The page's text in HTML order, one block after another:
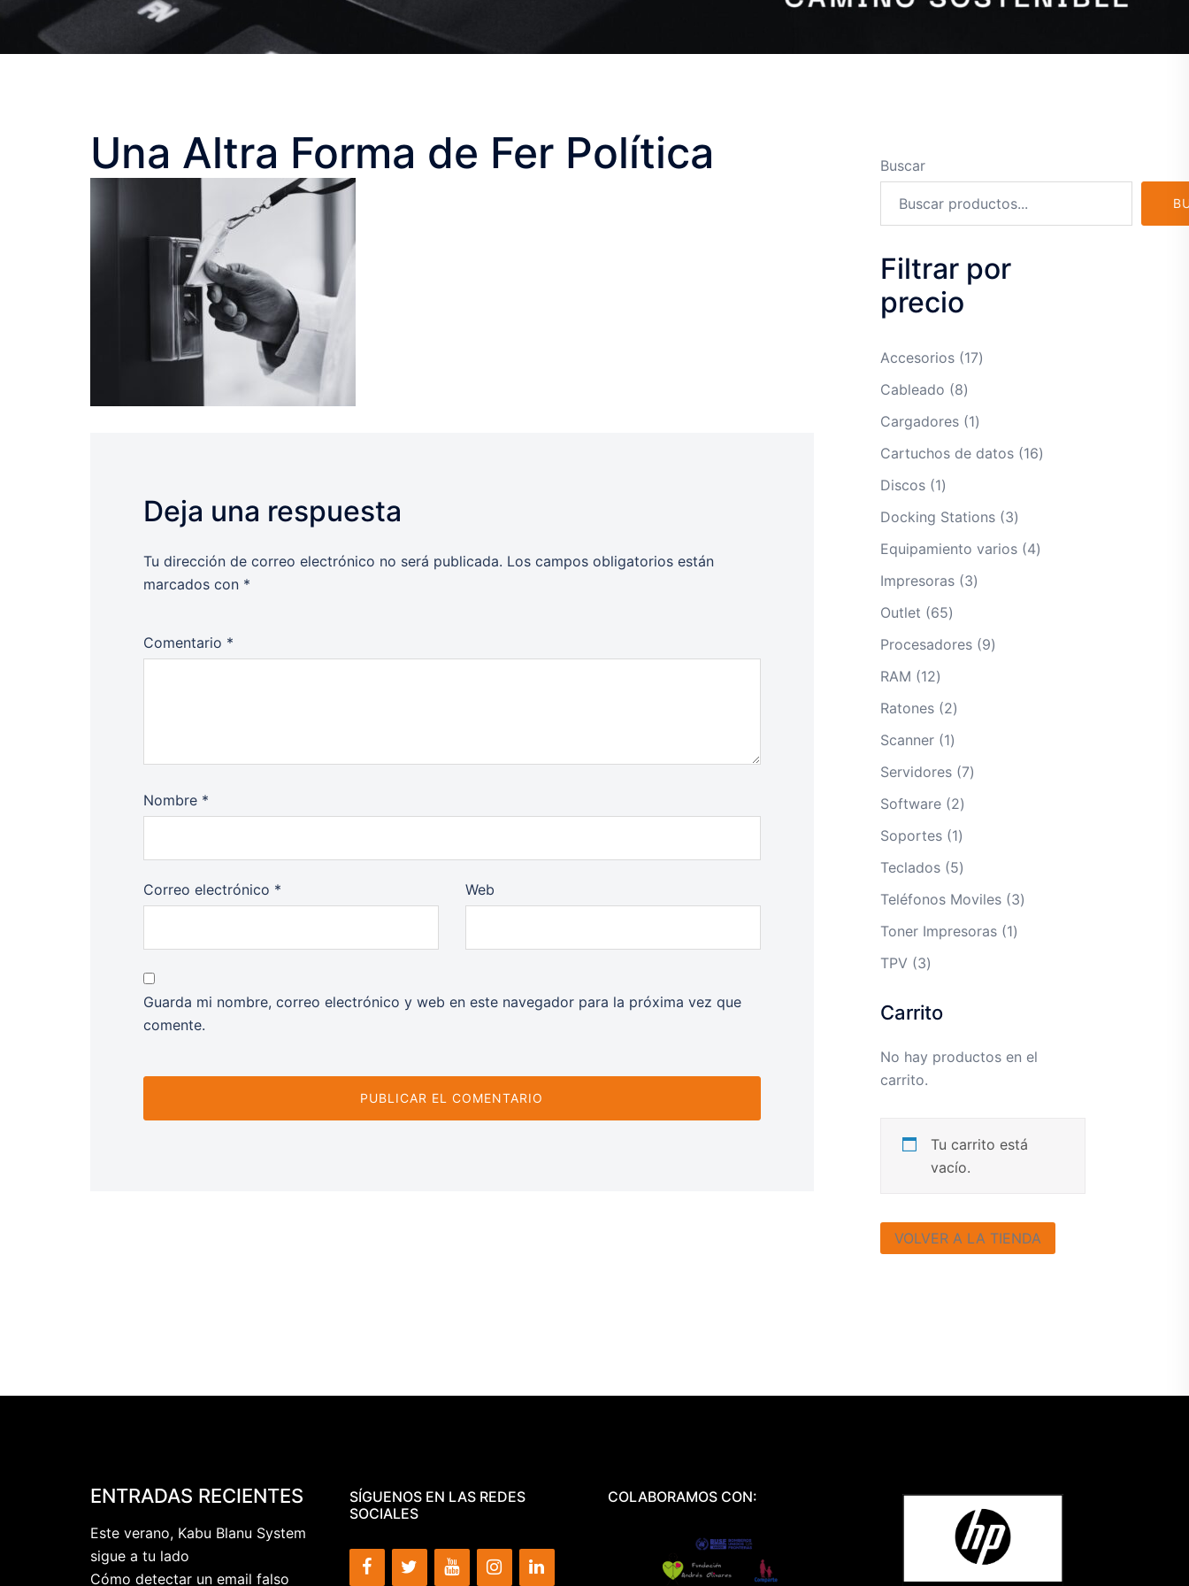
Una Altra Forma de Fer Política
Deja una respuesta
Tu dirección de correo electrónico no será publicada. Los campos obligatorios están
marcados con *
Comentario *
Nombre *
Correo electrónico * Web
Guarda mi nombre, correo electrónico y web en este navegador para la próxima vez que
comente.
Buscar
Filtrar por
precio
Accesorios 1717
Cableado 88
productos
Cargadores 11
producto
Cartuchos de datos 1616
Discos 11
producto
Docking Stations 33
productos
Equipamiento varios 44
Impresoras 33
Outlet 6565
productos
Procesadores 99
RAM 1212
productos
Ratones 22
productos
Scanner 11
producto
Servidores 77
Software 22
productos
Soportes 11
producto
Teclados 55
productos
Teléfonos Moviles 33
Toner Impresoras 11
TPV 33
Carrito
No hay productos en el
carrito.
Tu carrito está
vacío.
VOLVER A LA TIENDA
ENTRADAS RECIENTES
Este verano, Kabu Blanu System
sigue a tu lado
Cómo detectar un email falso
SÍGUENOS EN LAS REDES
SOCIALES
COLABORAMOS CON: